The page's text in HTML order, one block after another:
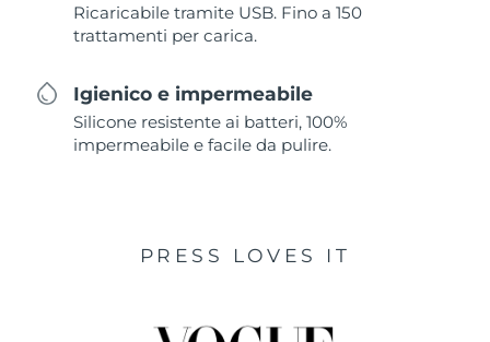
Ricaricabile tramite USB. Fino a 150
trattamenti per carica.
Igienico e impermeabile
Silicone resistente ai batteri, 100%
impermeabile e facile da pulire.
PRESS LOVES IT